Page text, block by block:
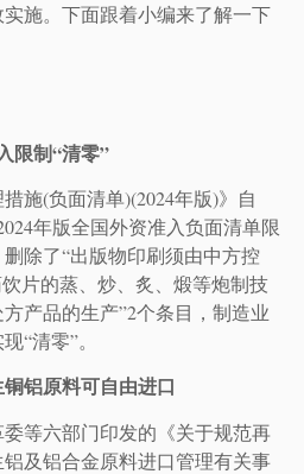
施。下面跟着小编来了解一下
限制“清零”
施(负面清单)(2024年版)》自
年版全国外资准入负面清单限
除了“出版物印刷须由中方控
片的蒸、炒、炙、煅等炮制技
产品的生产”2个条目，制造业
“清零”。
铝原料可自由进口
等六部门印发的《关于规范再
及铝合金原料进口管理有关事